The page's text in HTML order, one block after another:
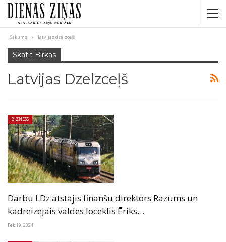
Sākums latvijas dzelzceļš
Skatīt Birkas
Latvijas Dzelzceļš
BIZNESS
Darbu LDz atstājis finanšu direktors Razums un
kādreizējais valdes loceklis Ēriks…
Feb 19, 2024